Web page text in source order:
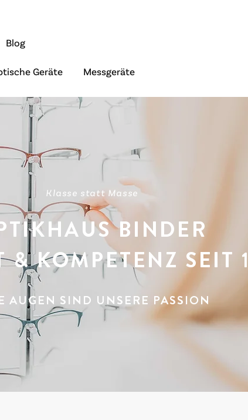
Geräte Messgeräte
Blog
Klasse statt Masse
BINDER
& KOMPETENZ SEIT
AUGEN SIND UNSERE PASSION